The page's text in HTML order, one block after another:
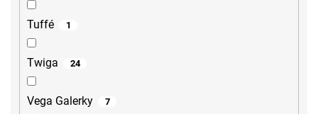
Tuffé 1
Twiga 24
Vega Galerky 7